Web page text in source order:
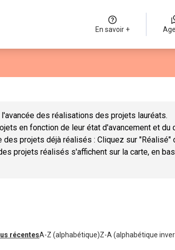
En savoir +
des réalisations des projets lauréats.
en fonction de leur état d'avancement et du
des projets déjà réalisés : Cliquez sur
projets réalisés s'affichent sur la carte, en
récentesA-Z (alphabétique)Z-A (alphabétique